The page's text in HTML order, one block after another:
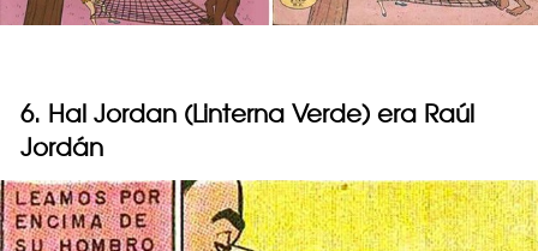
6. Hal Jordan (Linterna Verde) era Raúl
Jordán